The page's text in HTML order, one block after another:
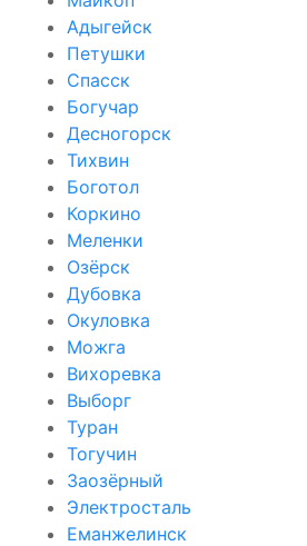
Адыгейск
Петушки
Спасск
Богучар
Десногорск
Тихвин
Боготол
Коркино
Меленки
Озёрск
Дубовка
Окуловка
Можга
Вихоревка
Выборг
Туран
Тогучин
Заозёрный
Электросталь
Еманжелинск